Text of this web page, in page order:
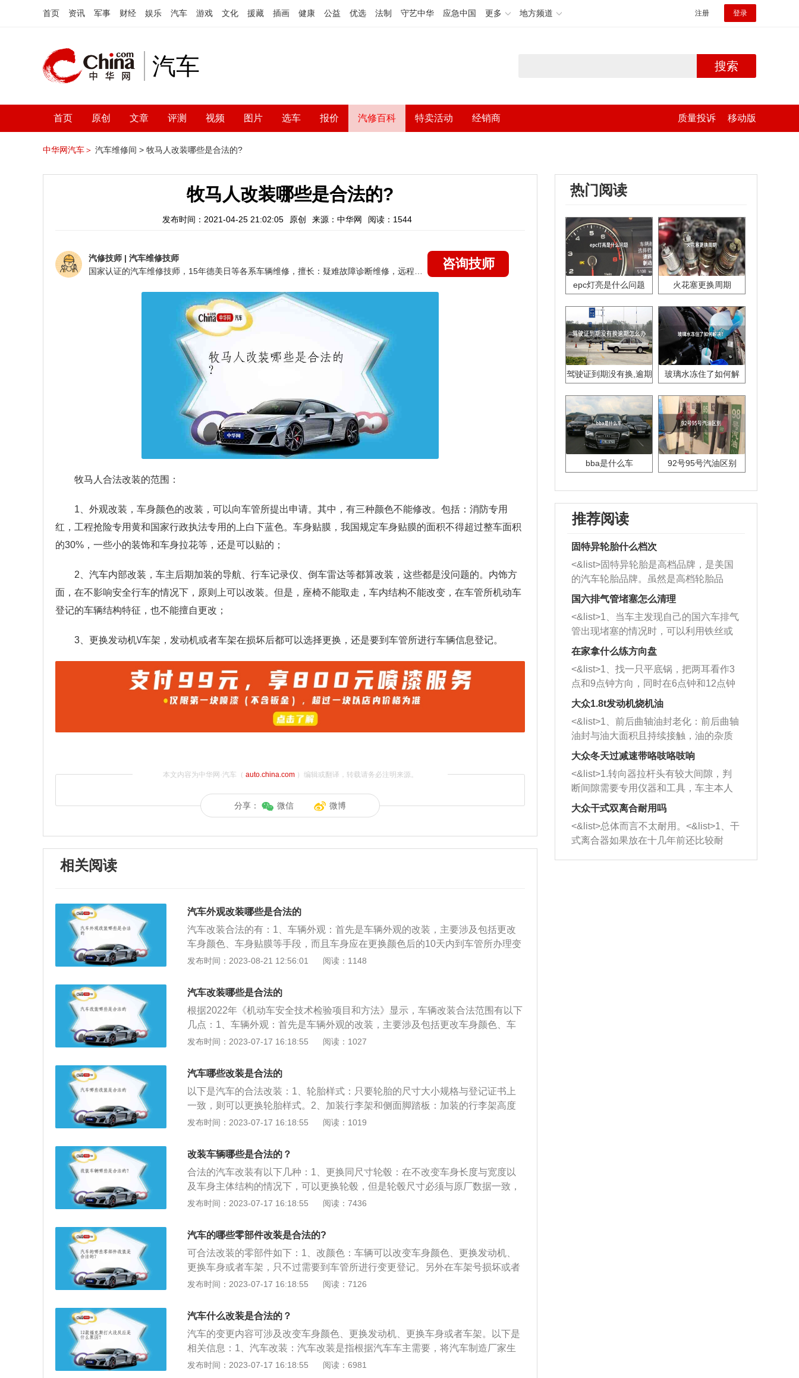
首页 资讯 军事 财经 娱乐 汽车 游戏 文化 援藏 插画 健康 公益 优选 法制 守艺中华 应急中国 更多 地方频道 注册 登录
汽车 搜索
首页 原创 文章 评测 视频 图片 选车 报价 汽修百科 特卖活动 经销商 质量投诉 移动版
中华网汽车＞ 汽车维修间 > 牧马人改装哪些是合法的?
牧马人改装哪些是合法的?
发布时间：2021-04-25 21:02:05 原创 来源：中华网 阅读：1544
汽修技师 | 汽车维修技师
咨询技师
牧马人合法改装的范围：
1、外观改装，车身颜色的改装，可以向车管所提出申请。其中，有三种颜色不能修改。包括：消防专用
红，工程抢险专用黄和国家行政执法专用的上白下蓝色。车身贴膜，我国规定车身贴膜的面积不得超过整车面积
的30%，一些小的装饰和车身拉花等，还是可以贴的；
2、汽车内部改装，车主后期加装的导航、行车记录仪、倒车雷达等都算改装，这些都是没问题的。内饰方
面，在不影响安全行车的情况下，原则上可以改装。但是，座椅不能取走，车内结构不能改变，在车管所机动车
登记的车辆结构特征，也不能擅自更改；
3、更换发动机\/车架，发动机或者车架在损坏后都可以选择更换，还是要到车管所进行车辆信息登记。
本文内容为中华网·汽车（ auto.china.com）编辑或翻译，转载请务必注明来源。
分享： 微信 微博
相关阅读
汽车外观改装哪些是合法的
汽车改装合法的有：1、车辆外观：首先是车辆外观的改装，主要涉及包括更改
车身颜色、车身贴膜等手段，而且车身应在更换颜色后的10天内到车管所办理变
更手续，并重新拍摄行车本照片和更换行驶证，不过对于消防专用红（R03大红
更换的。2、保险杠：车辆前后保险杠存在很大的重要性，改装的话不能改变车
辆的长度和宽度。3、轮毂：改装车轮时需要注意轮毂的尺寸是不可以改变的，
因为改变轮毂尺寸影响了汽车的动力和性能，属违法行为，相同尺寸下的轮毂是
允许更换的。4、底盘悬挂：底盘悬挂同样是常见的改装项目，严格上底盘改装
是一些对车辆性能有很高要求的车主才会选择的项目，底盘刚性的增强对操控性
悬挂的改装分为避震器换装、悬吊结构杆强化、车身刚性加强等部分，主要影响
改装项目的也就避震器，尤其当整体车身降低后没有一套良好的避震悬挂作为支
撑的话，车辆的驾乘舒适感就毫无存在感了。5、内饰：内饰方面的改装，理论
的，在车管所机动车登记的车辆结构特点是不能擅自更改的；另外较为常见的是
辆的整体使用功能并没有影响，在允许范围内。6、行李架：乘用车可以安装不
能超过30cm高度的行李架。行李架载货不得超过车顶上面50cm。7、踏板：乘用
车可以加装不具备载货功能的脚踏板，但横向单侧不能超过车身外侧50mm,并且
高度必须在两轮之间。8、中网：乘用车改装进气格栅的话，要保留原厂的品牌
的照明信号装置。9、发动机：对于汽车心脏的发动机一般情况是不允许更换
的，但出现已损坏或有质量问题是可以出示正规修车厂的证明及更换发动机的来
源证明进行申请变更，需要注意的是发动机虽然可以换，但发动机型号是绝对不
可以改变的。10、车身贴纸：给车上贴一个个性的小贴纸是很多车主都喜欢干的
事情，这种事是不用报备的。但要记住，想通过年检，贴画面积不得超过车身总
个人不得有下列行为：（一）拼装机动车或者擅自改变机动车已登记的结构、构
造或者特征；（二）改变机动车型号、发动机号、车架号或者车辆识别代号；
（三）伪造、变造或者使用伪造、变造的机动车登记证书、号牌、行驶证、检验
合格标志、保险标志。具体的车辆改装建议提前到当地车管所咨询后再进行车辆
发布时间：2023-08-21 12:56:01 阅读：1148
汽车改装哪些是合法的
根据2022年《机动车安全技术检验项目和方法》显示，车辆改装合法范围有以下
几点：1、车辆外观：首先是车辆外观的改装，主要涉及包括更改车身颜色、车
身贴膜等手段，而且车身应在更换颜色后的10天内到车管所办理变更手续，并重
专用色上白下蓝以及工程抢险专用黄这三种颜色是不允许更换的。2、保险杠：
车辆前后保险杠存在很大的重要性，改装的话不能改变车辆的长度和宽度。3、
轮毂：改装车轮时需要注意轮毂的尺寸是不可以改变的，因为改变轮毂尺寸影响
了汽车的动力和性能，属违法行为，相同尺寸下的轮毂是允许更换的。4、底盘
悬挂：底盘悬挂同样是常见的改装项目，严格上底盘改装是一些对车辆性能有很
现，正常情况下加装底盘悬挂的改装是可以通过年审的；而悬挂的改装分为避震
器换装、悬吊结构杆强化、车身刚性加强等部分，主要影响改装项目的也就避震
器，尤其当整体车身降低后没有一套调教良好的避震悬挂作为支撑的话，车辆的
行车的情况下是可以改装的，但座椅是不允许私自拆卸或加装的，在车管所机动
前市场上较为流行的是整体音响进行改装，音响的改装对于车辆的整体使用功能
并没有影响，在允许范围内。6、行李架：乘用车可以安装不能超过30厘米高度
的行李架。7、踏板：乘用车可以加装不具备载货功能的脚踏板，但横向单侧不
能超过车身外侧50毫米,并且高度必须在两轮之间。8、中网：乘用车改装进气格
外突出物，也不能改百年原车的照明信号装置。9、发动机：对于汽车心脏的发
动机一般情况是不允许更换的，但出现已损坏或有质量问题是可以出示正规修车
厂的证明及更换发动机的来源证明进行申请变更，需要注意的是发动机虽然可以
换，但发动机型号是绝对不可以改变的。具体的车辆改装要求需根据当地的交通
安全法规定，建议提前到当地车管所咨询后再进行车辆改装，避免之后带来是麻
发布时间：2023-07-17 16:18:55 阅读：1027
汽车哪些改装是合法的
以下是汽车的合法改装：1、轮胎样式：只要轮胎的尺寸大小规格与登记证书上
一致，则可以更换轮胎样式。2、加装行李架和侧面脚踏板：加装的行李架高度
须控制在300毫米范围内，侧面脚踏板安装宽度不能超过车身侧立面5厘米。3、
辆信息即可。注意不可以使用类似警车、消防车等车辆颜色。4、中网和前后保
险杠：安装新的中网和保险杠不得改变原车长度和宽度，不允许更改车标，保险
杠不能有明显突出。根据《机动车登记规定》第十条已注册登记的机动车需要改
变使用性质、车身颜色、车身或车架等，机动车所有人应当向登记地车辆管理所
申请变更登记。根据《道路交通安全法》第十六条第一项规定任何单位或者个人
通管理部门允许，擅自改装机动车底盘、发动机、悬挂、变速系统、方向系统、
车胎轮毂、车灯、车身颜色喷涂和外观结构，以及机动车的有关技术数据与国务
院机动车产品主管部门公告数据不符的都属于改装行为。
发布时间：2023-07-17 16:18:55 阅读：1019
改装车辆哪些是合法的？
合法的汽车改装有以下几种：1、更换同尺寸轮毂：在不改变车身长度与宽度以
及车身主体结构的情况下，可以更换轮毂，但是轮毂尺寸必须与原厂数据一致，
且不能外抛出叶子板以外。2、车身改色：国家法律允许个人更改车身颜色，不
不能改成公务类专属颜色（警车、消防车、救护车等），更不能改成镜面反光
或“变色龙”。3、加装车顶行李架：所安装的行李架不能改变车身长度、宽度以及
车身主体结构，同时行李架的高度不能超过30cm，并且要牢固可靠。4、加装脚
踏板：可改装脚踏板，但是不能改变车身长度、宽度与车身主体结构。5、换装
中网、保险杠：在不改变车辆长度、宽度的情况下，允许车辆更换中网或保险
要高很多，比如换装碳纤维的饰板、翻毛皮材质的方向盘，或者音响改装、真皮
座椅加装等。7、改装大灯：只要不改颜色，色温在6000K以下，加上双光透镜没
有散光问题，不会影响对面司机行车安全，就是合法的改装，完全可以通过年
围内升级刹车系统，除了提升外观美观程度以外，还可以大大缩减刹车距离，改
发布时间：2023-07-17 16:18:55 阅读：7436
汽车的哪些零部件改装是合法的?
可合法改装的零部件如下：1、改颜色：车辆可以改变车身颜色、更换发动机、
更换车身或者车架，只不过需要到车管所进行变更登记。另外在车架号损坏或者
无法标识后进行改装，也需要变更登记。而需要注意的是，在车身变更方面，颜
防专用红，工程抢险专用黄和国家行政执法专用的上白下蓝色。2、内饰改装：
在内饰方面，在不影响安全行车的情况下，原则上可以改装。但是，座椅不能拆
卸，车内结构不能改变，在车管所机动车登记的车辆结构特征，也不能擅自更
改。
发布时间：2023-07-17 16:18:55 阅读：7126
汽车什么改装是合法的？
汽车的变更内容可涉及改变车身颜色、更换发动机、更换车身或者车架。以下是
相关信息：1、汽车改装：汽车改装是指根据汽车车主需要，将汽车制造厂家生
产的原型车进行外部造型、内部造型以及机械性能的改动，主要包括车身改装和
发布时间：2023-07-17 16:18:55 阅读：6981
热门阅读
epc灯亮是什么问题 火花塞更换周期
驾驶证到期没有换,逾期
玻璃水冻住了如何解
bba是什么车 92号95号汽油区别
推荐阅读
固特异轮胎什么档次
<&list>固特异轮胎是高档品牌，是美国
的汽车轮胎品牌。虽然是高档轮胎品
牌，但是中高低端的轮胎都有生产，这
也是为了更好的开拓市场。
国六排气管堵塞怎么清理
<&list>1、当车主发现自己的国六车排气
管出现堵塞的情况时，可以利用铁丝或
者是细棍，直接将杂物给取出来，如果
堵塞情况比较严重，也可以采取应急措
施。 <&list>2、直接利用木棍将所有的
杂物推到排气管里面的位置处，然后将
三元催化器拆解开，就可以将堵塞的东
西取出来。但如果是因为积碳过多引起
的堵塞，就需要将三元催化器泡在草酸
洗剂对堵塞的情况得到解决，将清洗剂
放在燃油箱中，与燃油混合后，车辆启
动时，就可以和汽油一起进入到燃烧
室，最后形成废气排出，就可以让三元
催化器得到清洗，排气管堵塞的情况就
能够得到解决。
在家拿什么练方向盘
<&list>1、找一只平底锅，把两耳看作3
点和9点钟方向，同时在6点钟和12点钟
方向做一个标记。 <&list>2、双手握住
一圈半的练习，往右同样也要打相同的
圈数。 <&list>3、最后强调要反复练
习，这样就可以形成肌肉记忆，在真实
驾驶车辆时，不需要记忆也能打好方
向。
大众1.8t发动机烧机油
<&list>1、前后曲轴油封老化：前后曲轴
油封与油大面积且持续接触，油的杂质
和发动机内持续温度变化使其密封效果
逐渐减弱，导致渗油或漏油。<&list>2、
活塞间隙过大：积碳会使活塞环与缸体
的间隙扩大，导致机油流入燃烧室中，
造成烧机油。<&list>3、机油粘度。使用
机油粘度过小的话，同样会有烧机油现
象，机油粘度过小具有很好的流动性，
大众冬天过减速带咯吱咯吱响
<&list>1.转向器拉杆头有较大间隙，判
断间隙需要专用仪器和工具，车主本人
无法制作，需要将车辆送到修理厂或4s
店；<&list>2.车辆半轴套管防尘罩破
裂，破裂后会出现漏油现象，使半轴磨
损严重，磨损的半轴容易损坏，产生异
响；<&list>3.稳定器的转向胶套和球头
大众干式双离合耐用吗
<&list>总体而言不太耐用。<&list>1、干
式离合器如果放在十几年前还比较耐